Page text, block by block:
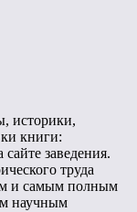
историки,
книги:
заведения.
труда
и самым полным
научным